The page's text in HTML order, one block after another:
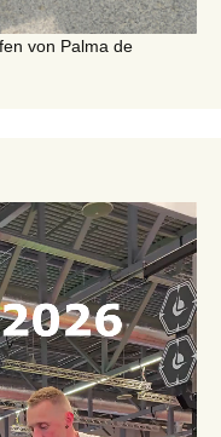
von Palma de